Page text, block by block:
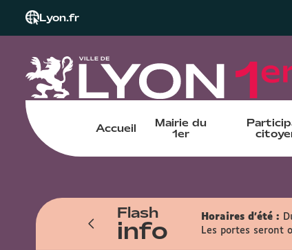
Lyon.fr
Accueil
Mairie du
1er
Flash
info
sur les dates des : 1er, 8, 15 et 22 Horaires d'été :
Les portes seront